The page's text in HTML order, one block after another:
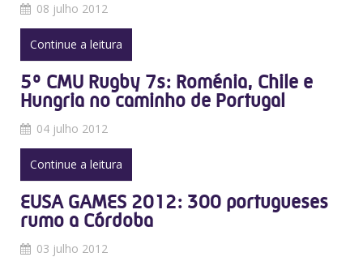
08 julho 2012
Continue a leitura
5º CMU Rugby 7s: Roménia, Chile e
Hungria no caminho de Portugal
04 julho 2012
Continue a leitura
EUSA GAMES 2012: 300 portugueses
rumo a Córdoba
03 julho 2012